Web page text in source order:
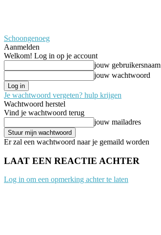
Schoongenoeg
Aanmelden
Welkom! Log in op je account
jouw gebruikersnaam
jouw wachtwoord
Je wachtwoord vergeten? hulp krijgen
Wachtwoord herstel
Vind je wachtwoord terug
jouw mailadres
Er zal een wachtwoord naar je gemaild worden
LAAT EEN REACTIE ACHTER
Log in om een opmerking achter te laten